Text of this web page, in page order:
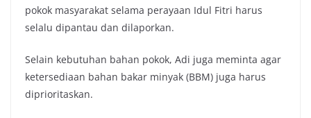
pokok masyarakat selama perayaan Idul Fitri harus
selalu dipantau dan dilaporkan.
Selain kebutuhan bahan pokok, Adi juga meminta agar
ketersediaan bahan bakar minyak (BBM) juga harus
diprioritaskan.